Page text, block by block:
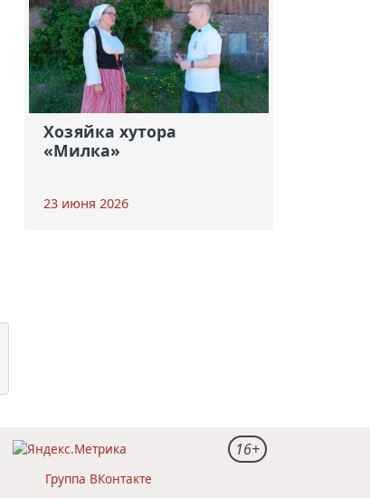
Хозяйка хутора
«Милка»
23 июня 2026
16+
Группа ВКонтакте